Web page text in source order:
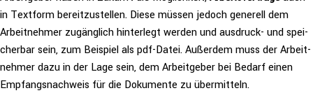
in Textform bereit­zu­stel­len. Diese müssen jedoch generell dem
Arbeit­neh­mer zugäng­lich hin­ter­legt werden und ausdruck- und spei­
cher­bar sein, zum Beispiel als pdf-Datei. Außerdem muss der Arbeit­
neh­mer dazu in der Lage sein, dem Arbeit­ge­ber bei Bedarf einen
Emp­fangs­nach­weis für die Dokumente zu übermitteln.